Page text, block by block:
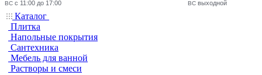
ВС с 11:00 до 17:00 ВС выходной
Каталог
Плитка
Напольные покрытия
Сантехника
Мебель для ванной
Растворы и смеси